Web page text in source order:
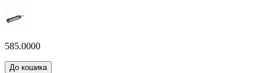
585.0000
До кошика